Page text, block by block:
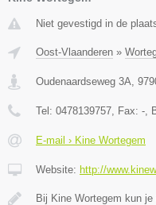
Niet gevestigd in de
Oost-Vlaanderen »
Oudenaardseweg 3A
Tel: 0478139757 , Fax: - ,
E-mail › Kine Wortegem
Website: http://
Bij Kine Wortegem kun